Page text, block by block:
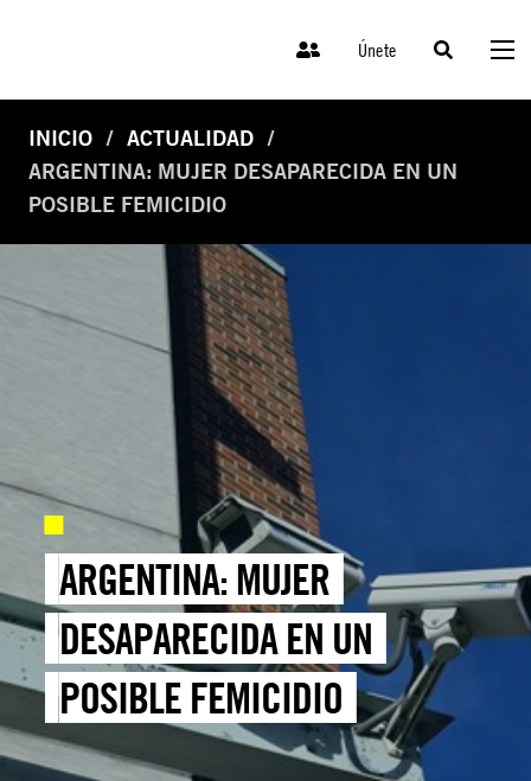
Únete
INICIO
ACTUALIDAD
ARGENTINA: MUJER DESAPARECIDA EN UN
POSIBLE FEMICIDIO
ARGENTINA: MUJER
DESAPARECIDA EN UN
POSIBLE FEMICIDIO